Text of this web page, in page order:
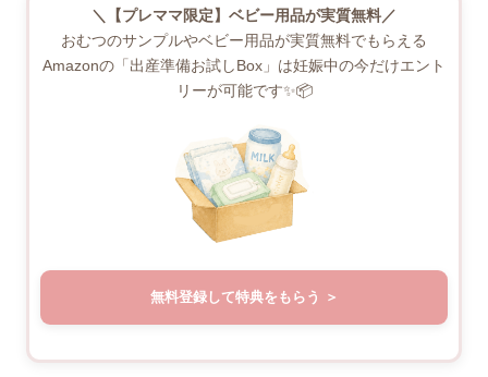
＼【プレママ限定】ベビー用品が実質無料／
おむつのサンプルやベビー用品が実質無料でもらえる
Amazonの「出産準備お試しBox」は妊娠中の今だけエント
リーが可能です✨📦
無料登録して特典をもらう